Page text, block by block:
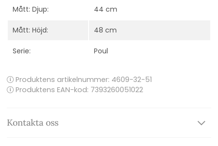
Mått: Djup: 44 cm
Mått: Höjd: 48 cm
Serie: Poul
Produktens artikelnummer: 4609-32-51
Produktens EAN-kod: 7393260051022
Kontakta oss